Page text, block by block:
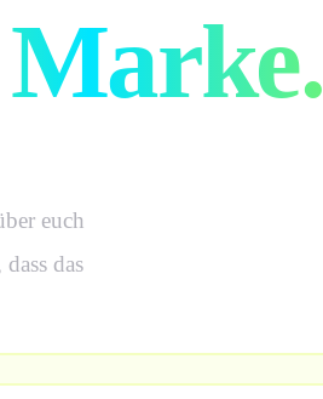
Marke.
euch
das